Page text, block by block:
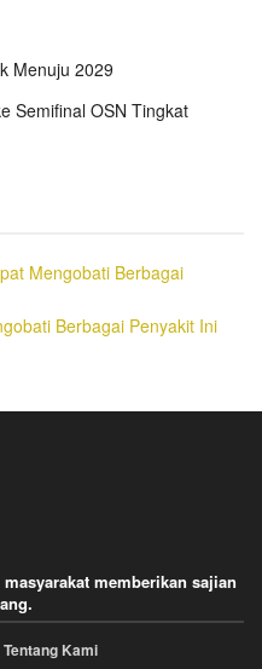
Menuju 2029
Semifinal OSN Tingkat
Mengobati Berbagai
Berbagai Penyakit Ini
memberikan sajian
Tentang Kami